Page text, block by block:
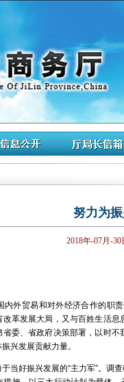
努力为
2018年-07月-
贸易和对外经济合作的职责
改革发展大局，又与百姓生活
委、省政府决策部署，以时
兴发展贡献力量。
好振兴发展的“主力军”。调